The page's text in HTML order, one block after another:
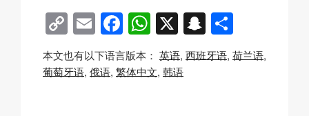
C
o
p
E
m
ail
F
a
c
W
h
at
X S
n
a
享
本文也有以下语言版本： 英语 西班牙语 荷兰语
葡萄牙语 俄语 繁体中文 韩语